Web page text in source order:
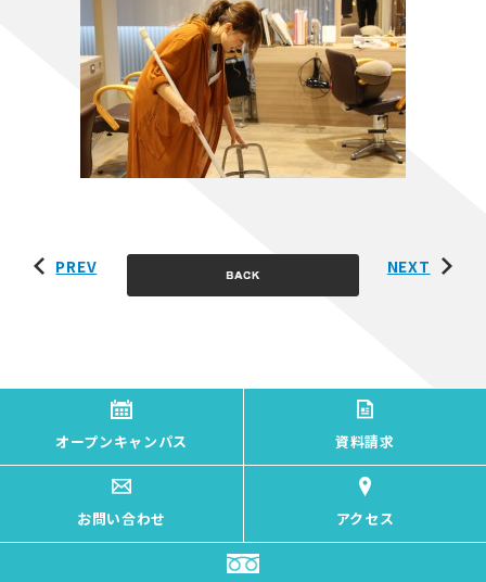
PREV NEXT
オープンキャンパス 資料請求
お問い合わせ アクセス